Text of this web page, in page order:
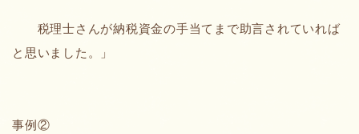
税理士さんが納税資金の手当てまで助言されていれば
と思いました。」
事例②